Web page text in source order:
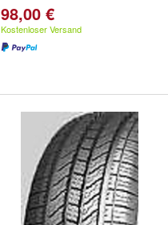
98,00 €
Kostenloser Versand